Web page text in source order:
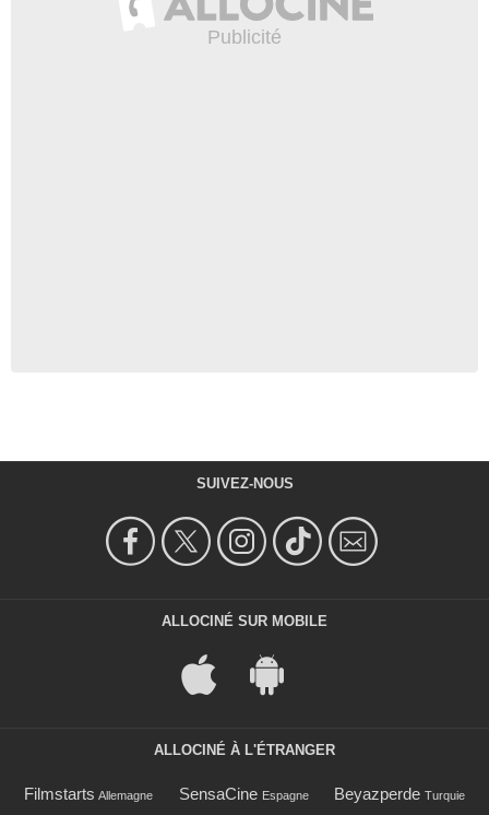
SUIVEZ-NOUS
ALLOCINÉ SUR MOBILE
ALLOCINÉ À L'ÉTRANGER
Filmstarts Allemagne SensaCine Espagne Beyazperde Turquie